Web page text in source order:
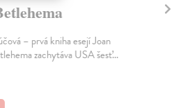
– prvá kniha esejí Joan
zachytáva USA šesť...